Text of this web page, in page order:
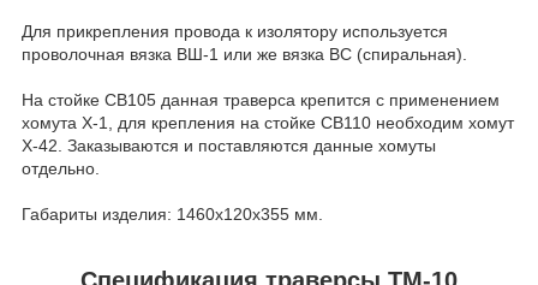
Для прикрепления провода к изолятору используется
проволочная вязка ВШ-1 или же вязка ВС (спиральная).
На стойке СВ105 данная траверса крепится с применением
хомута Х-1, для крепления на стойке СВ110 необходим хомут
Х-42. Заказываются и поставляются данные хомуты
отдельно.
Габариты изделия: 1460х120х355 мм.